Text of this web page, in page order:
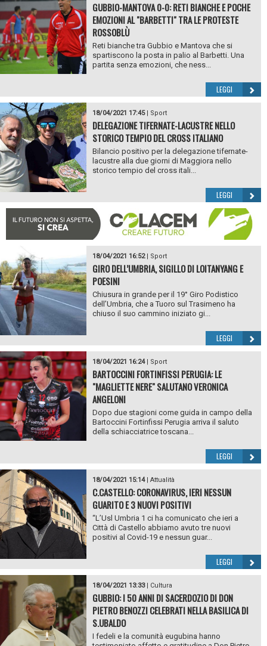
GUBBIO-MANTOVA 0-0: RETI BIANCHE E POCHE
EMOZIONI AL "BARBETTI" TRA LE PROTESTE
ROSSOBLÙ
Reti bianche tra Gubbio e Mantova che si
spartiscono la posta in palio al Barbetti. Una
partita senza emozioni, che ness...
LEGGI
18/04/2021 17:45| Sport
DELEGAZIONE TIFERNATE-LACUSTRE NELLO
STORICO TEMPIO DEL CROSS ITALIANO
Bilancio positivo per la delegazione tifernate-
lacustre alla due giorni di Maggiora nello
storico tempio del cross itali...
LEGGI
18/04/2021 16:52| Sport
GIRO DELL’UMBRIA, SIGILLO DI LOITANYANG E
POESINI
Chiusura in grande per il 19° Giro Podistico
dell’Umbria, che a Tuoro sul Trasimeno ha
chiuso il suo cammino iniziato gi...
LEGGI
18/04/2021 16:24| Sport
BARTOCCINI FORTINFISSI PERUGIA: LE
"MAGLIETTE NERE" SALUTANO VERONICA
ANGELONI
Dopo due stagioni come guida in campo della
Bartoccini Fortinfissi Perugia arriva il saluto
della schiacciatrice toscana...
LEGGI
18/04/2021 15:14| Attualità
C.CASTELLO: CORONAVIRUS, IERI NESSUN
GUARITO E 3 NUOVI POSITIVI
“L’Usl Umbria 1 ci ha comunicato che ieri a
Città di Castello abbiamo avuto tre nuovi
positivi al Covid-19 e nessun guar...
LEGGI
18/04/2021 13:33| Cultura
GUBBIO: I 50 ANNI DI SACERDOZIO DI DON
PIETRO BENOZZI CELEBRATI NELLA BASILICA DI
S.UBALDO
I fedeli e la comunità eugubina hanno